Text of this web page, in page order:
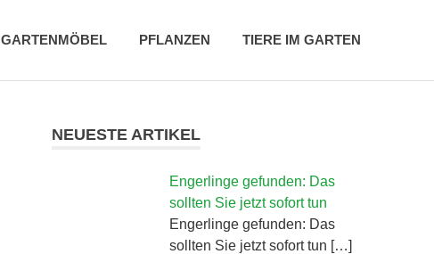
GARTENMÖBEL PFLANZEN TIERE IM GARTEN
NEUESTE ARTIKEL
Engerlinge gefunden: Das
sollten Sie jetzt sofort tun
Engerlinge gefunden: Das
sollten Sie jetzt sofort tun […]